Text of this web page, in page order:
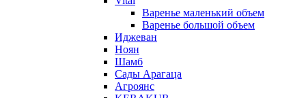
Варенье маленький объем
Варенье большой объем
Иджеван
Ноян
Шамб
Сады Арагаца
Агроянс